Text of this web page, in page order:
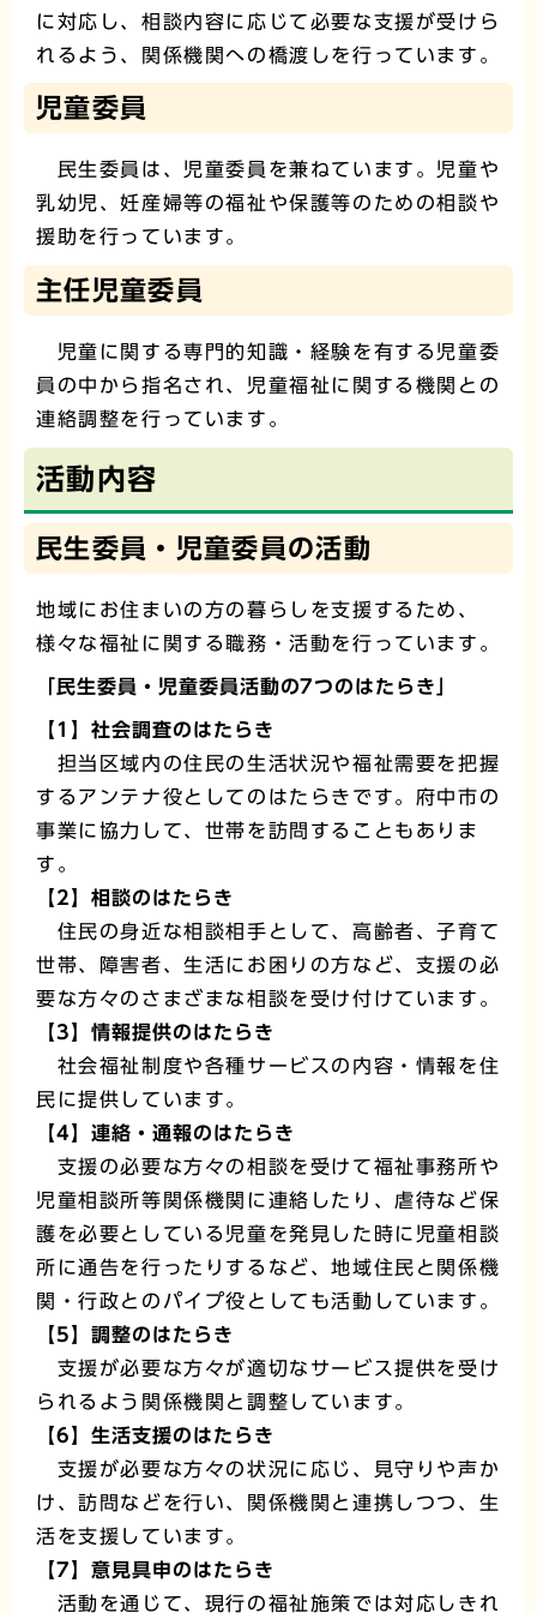
に対応し、相談内容に応じて必要な支援が受けら
れるよう、関係機関への橋渡しを行っています。
児童委員
民生委員は、児童委員を兼ねています。児童や
乳幼児、妊産婦等の福祉や保護等のための相談や
援助を行っています。
主任児童委員
児童に関する専門的知識・経験を有する児童委
員の中から指名され、児童福祉に関する機関との
連絡調整を行っています。
活動内容
民生委員・児童委員の活動
地域にお住まいの方の暮らしを支援するため、
様々な福祉に関する職務・活動を行っています。
「民生委員・児童委員活動の7つのはたらき」
【1】社会調査のはたらき
担当区域内の住民の生活状況や福祉需要を把握
するアンテナ役としてのはたらきです。府中市の
事業に協力して、世帯を訪問することもありま
す。
【2】相談のはたらき
住民の身近な相談相手として、高齢者、子育て
世帯、障害者、生活にお困りの方など、支援の必
要な方々のさまざまな相談を受け付けています。
【3】情報提供のはたらき
社会福祉制度や各種サービスの内容・情報を住
民に提供しています。
【4】連絡・通報のはたらき
支援の必要な方々の相談を受けて福祉事務所や
児童相談所等関係機関に連絡したり、虐待など保
護を必要としている児童を発見した時に児童相談
所に通告を行ったりするなど、地域住民と関係機
関・行政とのパイプ役としても活動しています。
【5】調整のはたらき
支援が必要な方々が適切なサービス提供を受け
られるよう関係機関と調整しています。
【6】生活支援のはたらき
支援が必要な方々の状況に応じ、見守りや声か
け、訪問などを行い、関係機関と連携しつつ、生
活を支援しています。
【7】意見具申のはたらき
活動を通じて、現行の福祉施策では対応しきれ